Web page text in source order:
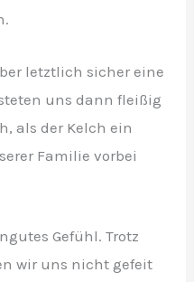
letztlich sicher eine
uns dann fleißig
als der Kelch ein
Familie vorbei
Gefühl. Trotz
wir uns nicht gefeit